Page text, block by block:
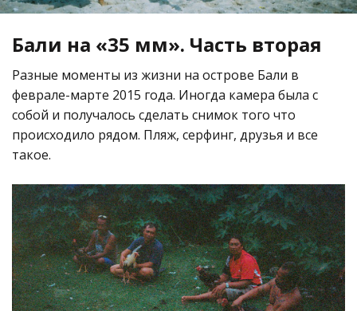
Бали на «35 мм». Часть вторая
Разные моменты из жизни на острове Бали в
феврале-марте 2015 года. Иногда камера была с
собой и получалось сделать снимок того что
происходило рядом. Пляж, серфинг, друзья и все
такое.